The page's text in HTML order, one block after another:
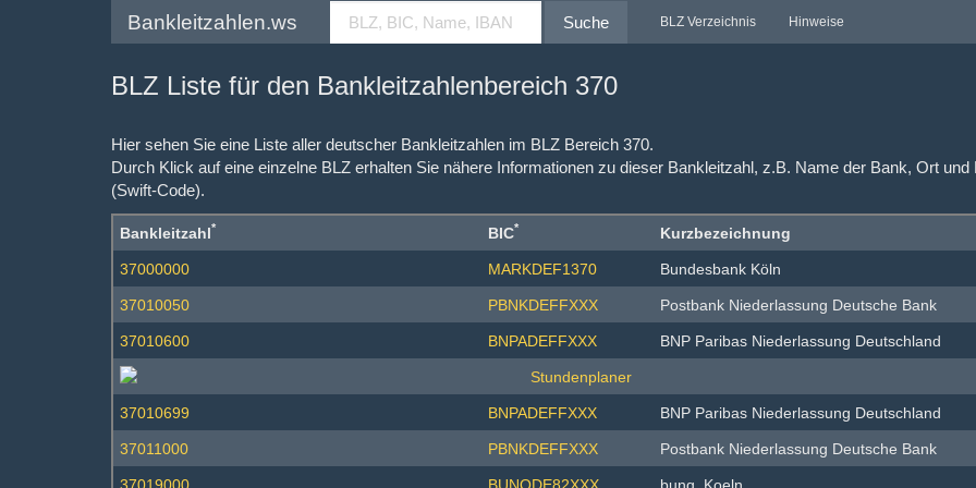
Bankleitzahlen.ws Suche BLZ Verzeichnis Hinweise
BLZ Liste für den Bankleitzahlenbereich 370
Hier sehen Sie eine Liste aller deutscher Bankleitzahlen im BLZ Bereich 370.
Durch Klick auf eine einzelne BLZ erhalten Sie nähere Informationen zu dieser Bankleitzahl, z.B. Name der Bank, Ort und
(Swift-Code).
Bankleitzahl* BIC* Kurzbezeichnung
37000000 MARKDEF1370 Bundesbank Köln
37010050 PBNKDEFFXXX Postbank Niederlassung Deutsche Bank
37010600 BNPADEFFXXX BNP Paribas Niederlassung Deutschland
37010699 BNPADEFFXXX BNP Paribas Niederlassung Deutschland
37011000 PBNKDEFFXXX Postbank Niederlassung Deutsche Bank
37019000 BUNQDE82XXX bunq, Koeln